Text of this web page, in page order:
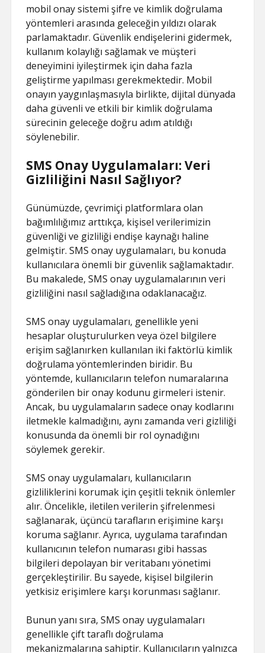
mobil onay sistemi şifre ve kimlik doğrulama
yöntemleri arasında geleceğin yıldızı olarak
parlamaktadır. Güvenlik endişelerini gidermek,
kullanım kolaylığı sağlamak ve müşteri
deneyimini iyileştirmek için daha fazla
geliştirme yapılması gerekmektedir. Mobil
onayın yaygınlaşmasıyla birlikte, dijital dünyada
daha güvenli ve etkili bir kimlik doğrulama
sürecinin geleceğe doğru adım atıldığı
söylenebilir.
SMS Onay Uygulamaları: Veri
Gizliliğini Nasıl Sağlıyor?
Günümüzde, çevrimiçi platformlara olan
bağımlılığımız arttıkça, kişisel verilerimizin
güvenliği ve gizliliği endişe kaynağı haline
gelmiştir. SMS onay uygulamaları, bu konuda
kullanıcılara önemli bir güvenlik sağlamaktadır.
Bu makalede, SMS onay uygulamalarının veri
gizliliğini nasıl sağladığına odaklanacağız.
SMS onay uygulamaları, genellikle yeni
hesaplar oluşturulurken veya özel bilgilere
erişim sağlanırken kullanılan iki faktörlü kimlik
doğrulama yöntemlerinden biridir. Bu
yöntemde, kullanıcıların telefon numaralarına
gönderilen bir onay kodunu girmeleri istenir.
Ancak, bu uygulamaların sadece onay kodlarını
iletmekle kalmadığını, aynı zamanda veri gizliliği
konusunda da önemli bir rol oynadığını
söylemek gerekir.
SMS onay uygulamaları, kullanıcıların
gizliliklerini korumak için çeşitli teknik önlemler
alır. Öncelikle, iletilen verilerin şifrelenmesi
sağlanarak, üçüncü tarafların erişimine karşı
koruma sağlanır. Ayrıca, uygulama tarafından
kullanıcının telefon numarası gibi hassas
bilgileri depolayan bir veritabanı yönetimi
gerçekleştirilir. Bu sayede, kişisel bilgilerin
yetkisiz erişimlere karşı korunması sağlanır.
Bunun yanı sıra, SMS onay uygulamaları
genellikle çift taraflı doğrulama
mekanizmalarına sahiptir. Kullanıcıların yalnızca